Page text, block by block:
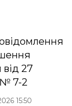
від 27
№ 7-2
15:50